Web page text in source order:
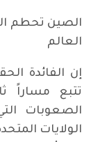
الصين تحطم
العالم
تتبع مساراً
الصعوبات
الولايات